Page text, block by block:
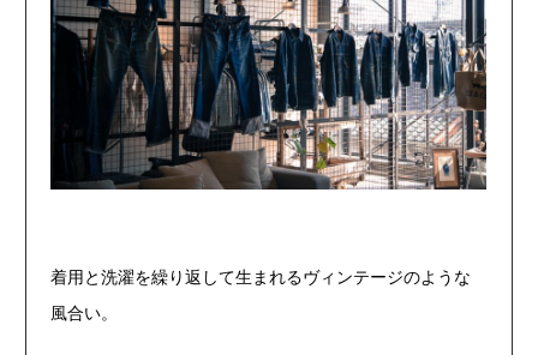
着用と洗濯を繰り返して生まれるヴィンテージのような
風合い。